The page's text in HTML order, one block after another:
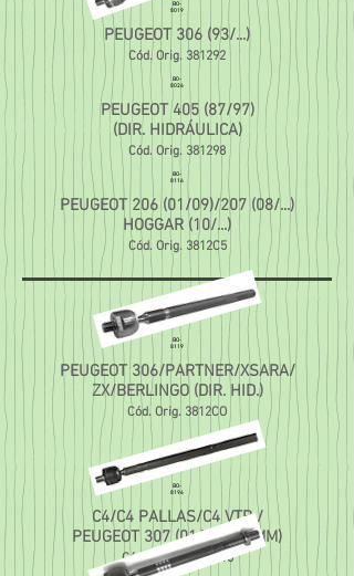
BO-
8019
PEUGEOT 306 (93/...)
Cód. Orig. 381292
B0-
8026
PEUGEOT 405 (87/97)
(DIR. HIDRÁULICA)
Cód. Orig. 381298
BO-
8116
PEUGEOT 206 (01/09)/207 (08/...)
HOGGAR (10/...)
Cód. Orig. 3812C5
BO-
8119
PEUGEOT 306/PARTNER/XSARA/
ZX/BERLINGO (DIR. HID.)
Cód. Orig. 3812CO
BO-
8196
C4/C4 PALLAS/C4 VTR /
PEUGEOT 307 (01/...) (324MM)
Cód. Orig. 1K411315